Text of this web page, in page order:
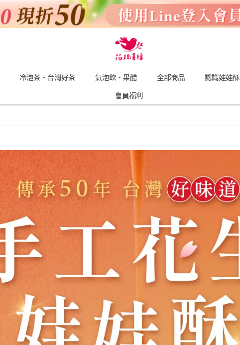
冷泡茶・台灣好茶 氣泡飲・果醋 全部商品 認識娃娃酥
會員福利